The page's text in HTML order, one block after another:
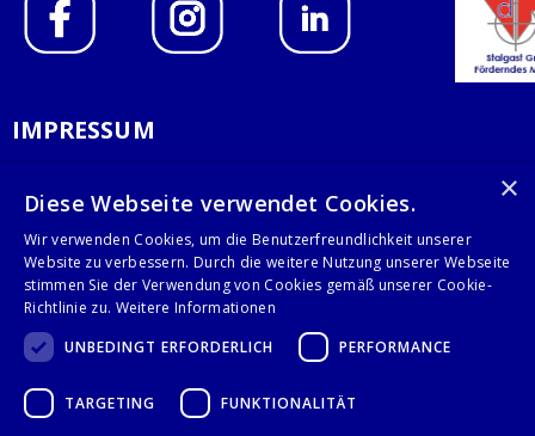
IMPRESSUM
AGB
KONTAKT
Stalgast GmbH
28359 Bremen
×
Diese Webseite verwendet Cookies.
Wir verwenden Cookies, um die Benutzerfreundlichkeit unserer
Website zu verbessern. Durch die weitere Nutzung unserer Webseite
stimmen Sie der Verwendung von Cookies gemäß unserer Cookie-
Richtlinie zu. Weitere Informationen
UNBEDINGT ERFORDERLICH
PERFORMANCE
TARGETING FUNKTIONALITÄT